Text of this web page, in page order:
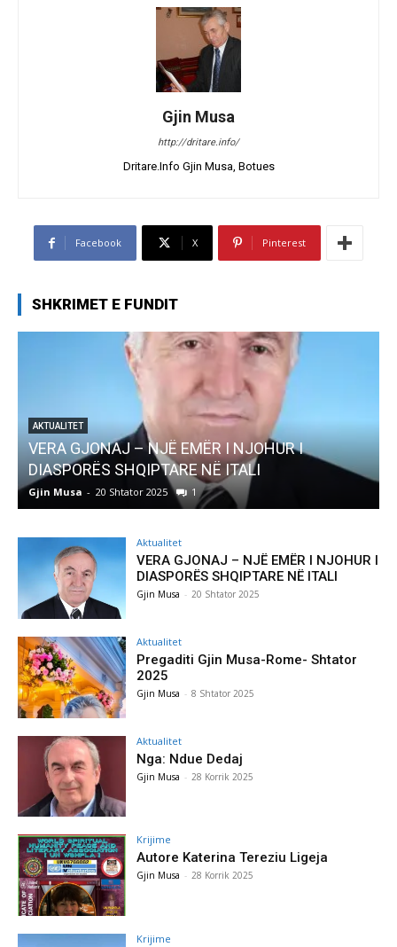
Gjin Musa
http://dritare.info/
Dritare.Info Gjin Musa, Botues
Facebook X Pinterest
SHKRIMET E FUNDIT
AKTUALITET
Pregaditi Gjin Musa-Rome- Shtator 2025
Gjin Musa - 8 Shtator 2025 0
Aktualitet
VERA GJONAJ – NJË EMËR I NJOHUR I
DIASPORËS SHQIPTARE NË ITALI
Gjin Musa - 20 Shtator 2025
Aktualitet
Pregaditi Gjin Musa-Rome- Shtator
2025
Gjin Musa - 8 Shtator 2025
Aktualitet
Nga: Ndue Dedaj
Gjin Musa - 28 Korrik 2025
Krijime
Autore Katerina Tereziu Ligeja
Gjin Musa - 28 Korrik 2025
Krijime